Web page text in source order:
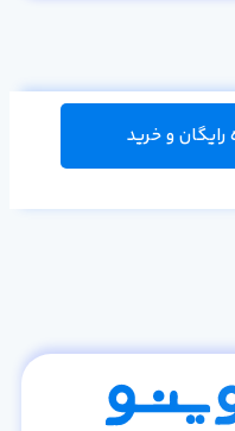
رایگان و خرید